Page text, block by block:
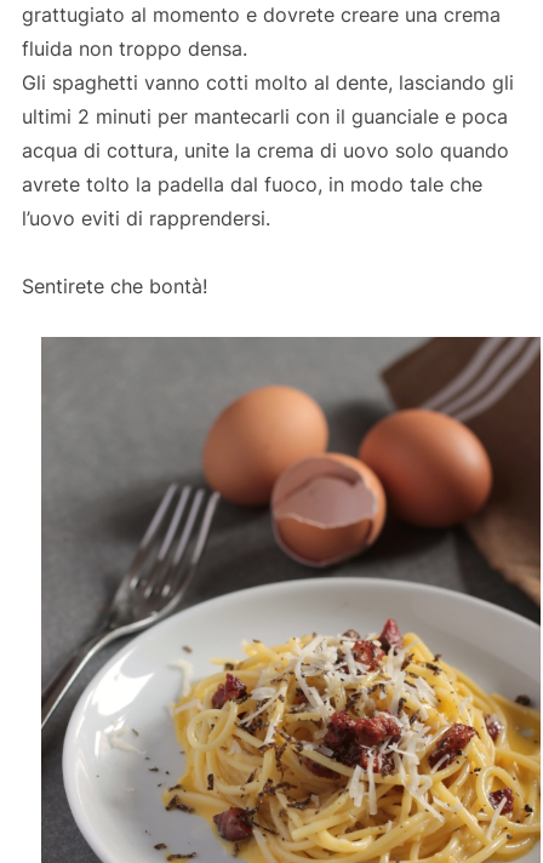
grattugiato al momento e dovrete creare una crema
fluida non troppo densa.
Gli spaghetti vanno cotti molto al dente, lasciando gli
ultimi 2 minuti per mantecarli con il guanciale e poca
acqua di cottura, unite la crema di uovo solo quando
avrete tolto la padella dal fuoco, in modo tale che
l’uovo eviti di rapprendersi.
Sentirete che bontà!